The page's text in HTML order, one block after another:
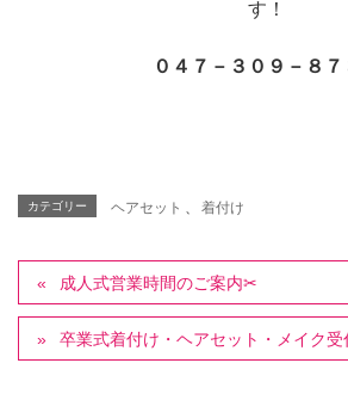
す！
０４７－３０９－８７
カテゴリー ヘアセット 、 着付け
成人式営業時間のご案内✂
卒業式着付け・ヘアセット・メイク受